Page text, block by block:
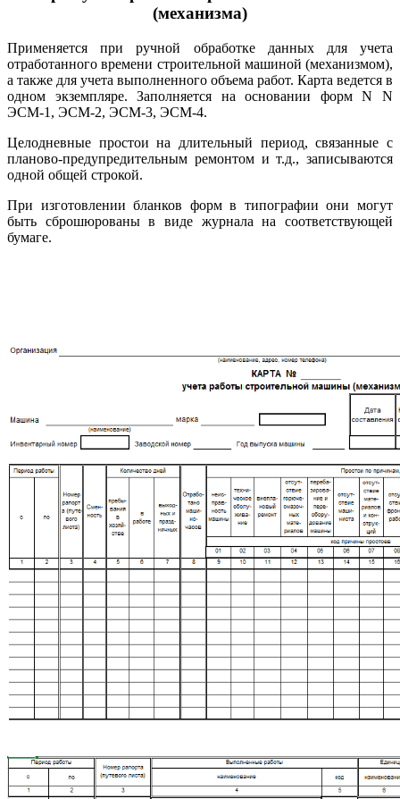
(механизма)
Применяется при ручной обработке данных для учета
отработанного времени строительной машиной (механизмом),
а также для учета выполненного объема работ. Карта ведется в
одном экземпляре. Заполняется на основании форм N N
ЭСМ-1, ЭСМ-2, ЭСМ-3, ЭСМ-4.
Целодневные простои на длительный период, связанные с
планово-предупредительным ремонтом и т.д., записываются
одной общей строкой.
При изготовлении бланков форм в типографии они могут
быть сброшюрованы в виде журнала на соответствующей
бумаге.